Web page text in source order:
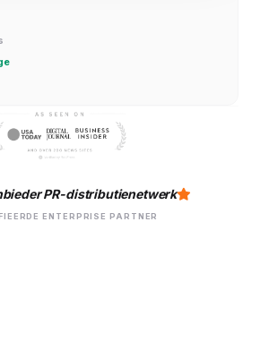
PR-distributienetwerk
ENTERPRISE PARTNER